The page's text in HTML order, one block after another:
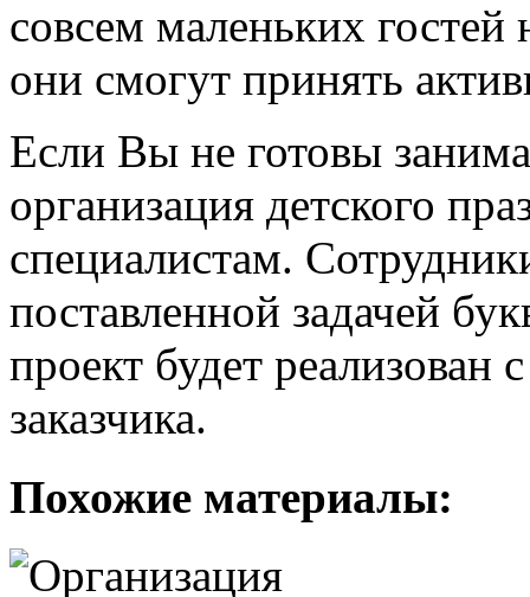
совсем маленьких
они смогут принять
Если Вы не готовы
организация детского
специалистам.
поставленной задачей
проект будет реализован
заказчика.
Похожие материалы: